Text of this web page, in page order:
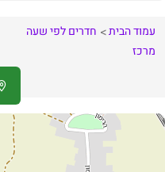
עמוד הבית
חדרים לפי שעה
מרכז